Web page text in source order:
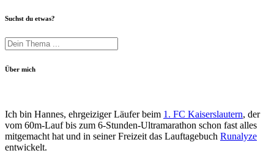
Suchst du etwas?
Über mich
Ich bin Hannes, ehrgeiziger Läufer beim 1. FC Kaiserslautern, der
vom 60m-Lauf bis zum 6-Stunden-Ultramarathon schon fast alles
mitgemacht hat und in seiner Freizeit das Lauftagebuch Runalyze
entwickelt.